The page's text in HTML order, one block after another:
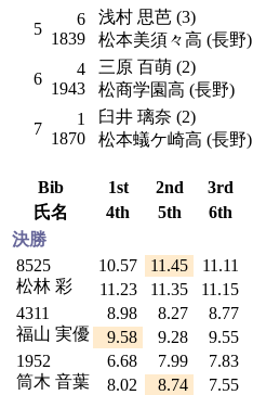
5
6
1839
浅村 思芭 (3)
松本美須々高 (長野)
6
4
1943
三原 百萌 (2)
松商学園高 (長野)
7
1
1870
臼井 璃奈 (2)
松本蟻ケ崎高 (長野)
Bib 1st 2nd
3rd
氏名
4th 5th
6th
決勝
8525
松林 彩
10.57 11.45
11.11
11.23
11.35
11.15
4311
福山 実優
8.98 8.27
8.77
9.58
9.28
9.55
1952
筒木 音葉
6.68 7.99
7.83
8.02
8.74
7.55